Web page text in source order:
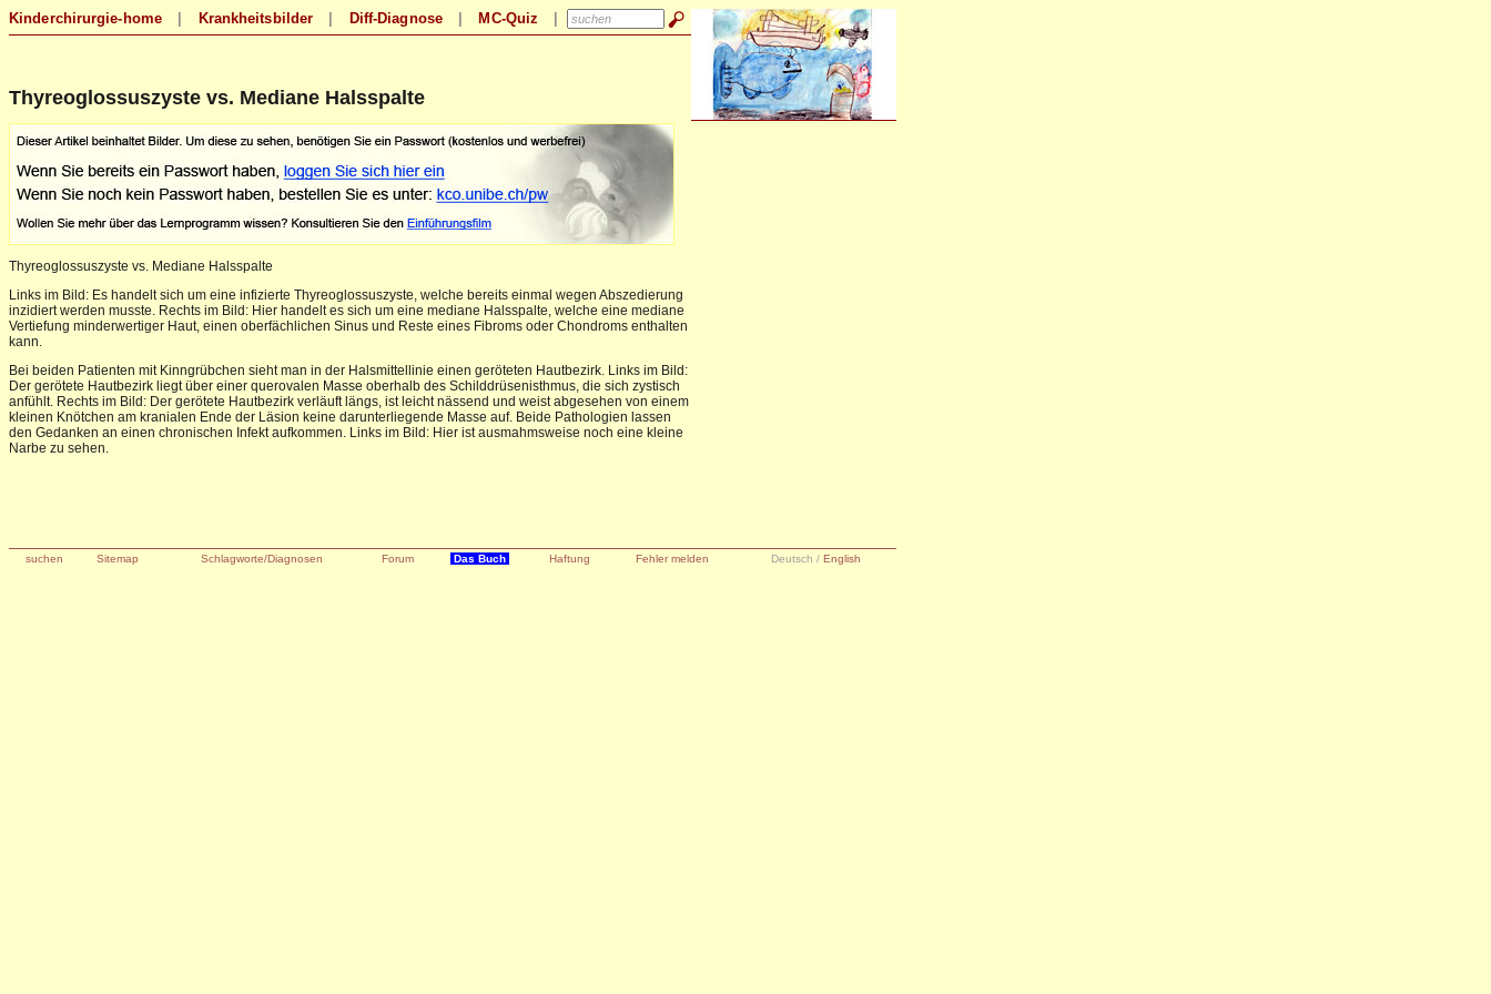
Thyreoglossuszyste vs. Mediane Halsspalte
Thyreoglossuszyste vs. Mediane Halsspalte
Links im Bild: Es handelt sich um eine infizierte Thyreoglossuszyste, welche bereits einmal wegen Abszedierung
inzidiert werden musste. Rechts im Bild: Hier handelt es sich um eine mediane Halsspalte, welche eine mediane
Vertiefung minderwertiger Haut, einen oberfächlichen Sinus und Reste eines Fibroms oder Chondroms enthalten
kann.
Bei beiden Patienten mit Kinngrübchen sieht man in der Halsmittellinie einen geröteten Hautbezirk. Links im Bild:
Der gerötete Hautbezirk liegt über einer querovalen Masse oberhalb des Schilddrüsenisthmus, die sich zystisch
anfühlt. Rechts im Bild: Der gerötete Hautbezirk verläuft längs, ist leicht nässend und weist abgesehen von einem
kleinen Knötchen am kranialen Ende der Läsion keine darunterliegende Masse auf. Beide Pathologien lassen
den Gedanken an einen chronischen Infekt aufkommen. Links im Bild: Hier ist ausmahmsweise noch eine kleine
Narbe zu sehen.